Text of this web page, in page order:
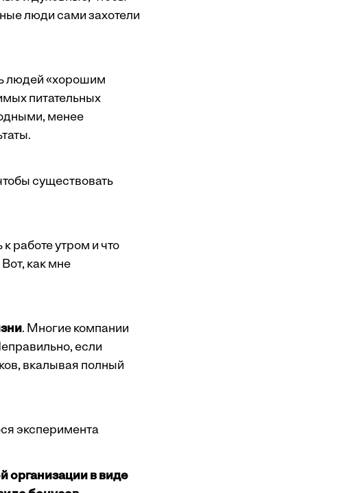
люди сами захотели
людей «хорошим
питательных
менее
существовать
работе утром и что
как мне
. Многие компании
если
вкалывая полный
эксперимента
организации в виде